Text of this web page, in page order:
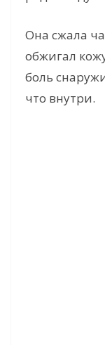
Она сжала
обжигал
боль
что внутри.